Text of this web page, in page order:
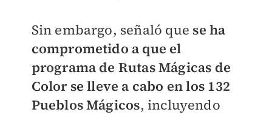
Sin embargo, señaló que se ha
comprometido a que el
programa de Rutas Mágicas de
Color se lleve a cabo en los 132
Pueblos Mágicos, incluyendo